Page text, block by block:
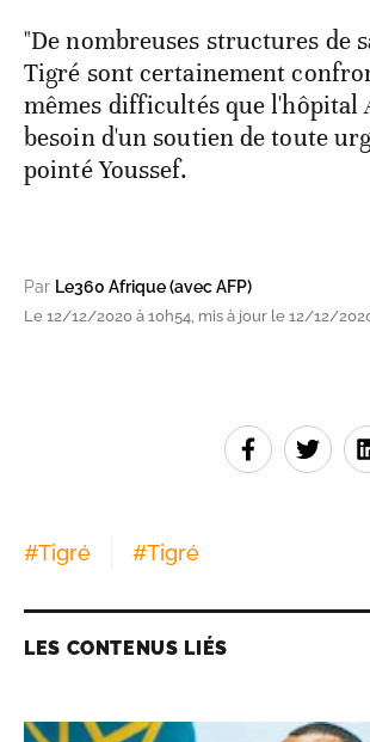
"De nombreuses structures de
Tigré sont certainement
mêmes difficultés que l'hôpital
besoin d'un soutien de toute
pointé Youssef.
Par Le360 Afrique (avec AFP)
Le 12/12/2020 à 10h54, mis à jour le 12/12/
#Tigré #Tigré
LES CONTENUS LIÉS